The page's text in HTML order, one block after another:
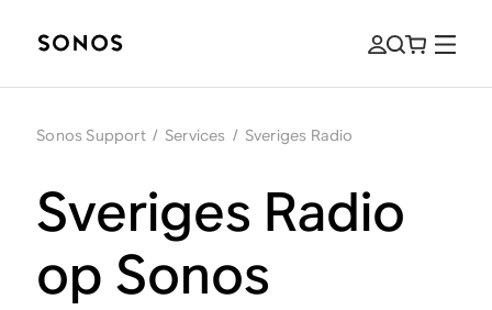
Sonos Support / Services / Sveriges Radio
Sveriges Radio
op Sonos